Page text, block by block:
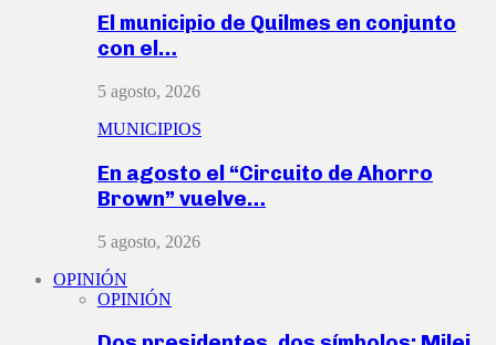
El municipio de Quilmes en conjunto
con el…
5 agosto, 2026
MUNICIPIOS
En agosto el “Circuito de Ahorro
Brown” vuelve…
5 agosto, 2026
OPINIÓN
OPINIÓN